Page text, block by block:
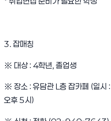
3. 잡매칭
※ 대상 : 4학년, 졸업생
※ 장소 : 유담관 층 잡카페 (일시 :
오후 5시 )